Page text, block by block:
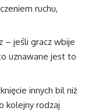
ruchu,
– jeśli gracz wbije
uznawane jest to
innych bil niż
kolejny rodzaj